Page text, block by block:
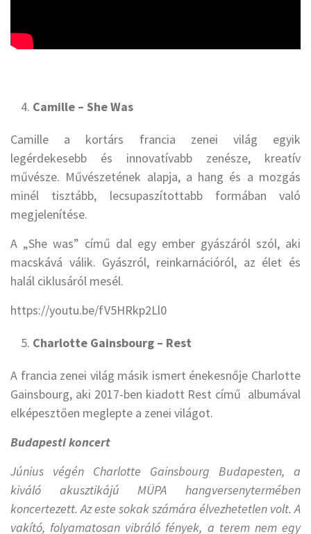
Camille – She Was
Camille a kortárs francia zenei világ egyik
legérdekesebb és innovatívabb zenésze, kreatív
művésze. Művészetének alapja, a hang és a mozgás
minél tisztább, lecsupaszítottabb formában való
megjelenítése.
A „She was” című dal egy ember gyászáról szól, aki
macskává válik. Gyászról, reinkarnációról, az élet és
halál ciklusáról mesél.
https://youtu.be/fV5HRkp2Ll0
Charlotte Gainsbourg – Rest
A francia zenei világ másik ismert énekesnője Charlotte
Gainsbourg, aki 2017-ben kiadott Rest című albumával
elképesztően meglepte a zenei világot.
Budapesti koncert
Június végén Charlotte Gainsbourg Budapesten, a
kiváló akusztikájú MÜPA hangversenytermében
koncertezett. Az este sokak számára élvezhetetlen volt. A
vakító, folyamatosan vibráló fények, a terem nem egy